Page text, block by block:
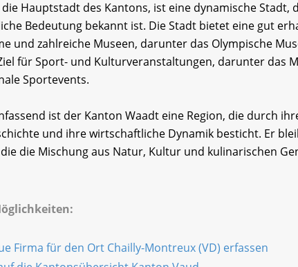
die Hauptstadt des Kantons, ist eine dynamische
Bedeutung bekannt ist. Die Stadt bietet eine gut
und zahlreiche Museen, darunter das Olympische
für Sport- und Kulturveranstaltungen, darunter das
Sportevents.
ist der Kanton Waadt eine Region, die durch
und ihre wirtschaftliche Dynamik besticht. Er
die Mischung aus Natur, Kultur und kulinarischen
Firma für den Ort Chailly-Montreux (VD) erfassen